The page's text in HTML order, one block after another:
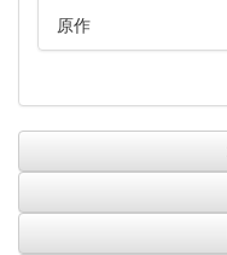
原作